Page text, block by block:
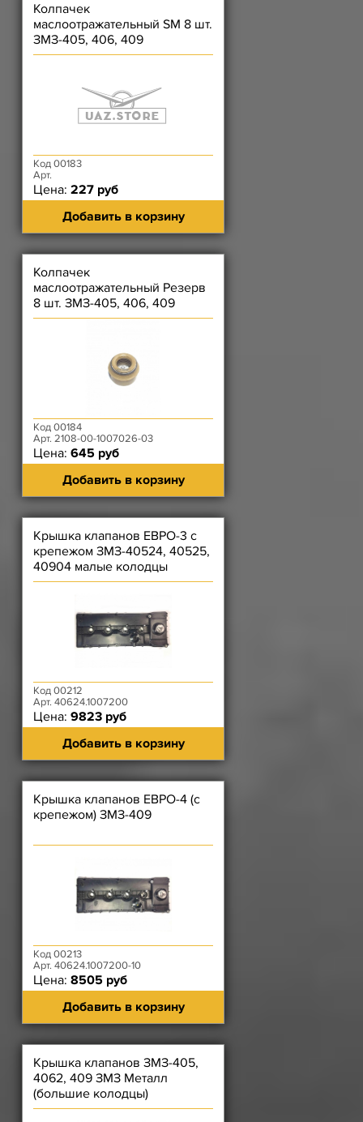
Колпачек
маслоотражательный SM 8 шт.
ЗМЗ-405, 406, 409
Код 00183
Арт.
Цена: 227 руб
Добавить в корзину
Колпачек
маслоотражательный Резерв
8 шт. ЗМЗ-405, 406, 409
Код 00184
Арт. 2108-00-1007026-03
Цена: 645 руб
Добавить в корзину
Крышка клапанов ЕВРО-3 с
крепежом ЗМЗ-40524, 40525,
40904 малые колодцы
Код 00212
Арт. 40624.1007200
Цена: 9823 руб
Добавить в корзину
Крышка клапанов ЕВРО-4 (с
крепежом) ЗМЗ-409
Код 00213
Арт. 40624.1007200-10
Цена: 8505 руб
Добавить в корзину
Крышка клапанов ЗМЗ-405,
4062, 409 ЗМЗ Металл
(большие колодцы)